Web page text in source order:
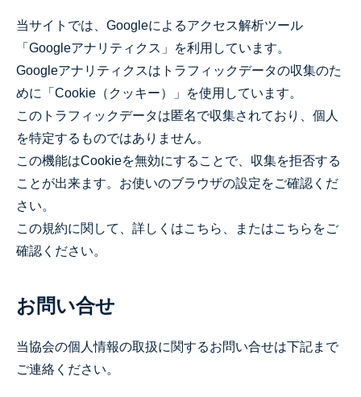
当サイトでは、Googleによるアクセス解析ツール
「Googleアナリティクス」を利用しています。
Googleアナリティクスはトラフィックデータの収集のた
めに「Cookie（クッキー）」を使用しています。
このトラフィックデータは匿名で収集されており、個人
を特定するものではありません。
この機能はCookieを無効にすることで、収集を拒否する
ことが出来ます。お使いのブラウザの設定をご確認くだ
さい。
この規約に関して、詳しくはこちら、またはこちらをご
確認ください。
お問い合せ
当協会の個人情報の取扱に関するお問い合せは下記まで
ご連絡ください。